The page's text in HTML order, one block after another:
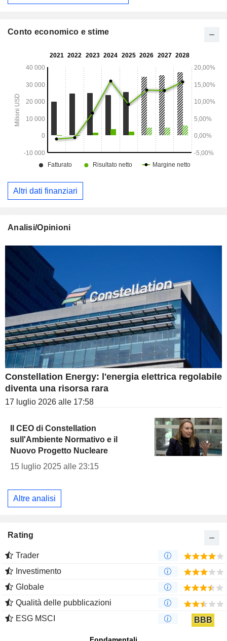
Conto economico e stime
Altri dati finanziari
Analisi/Opinioni
Constellation Energy: l'energia elettrica regolabile
diventa una risorsa rara
17 luglio 2026 alle 17:58
Il CEO di Constellation
sull'Ambiente Normativo e il
Nuovo Progetto Nucleare
15 luglio 2025 alle 23:15
Altre analisi
Rating
Trader
Investimento
Globale
Qualità delle pubblicazioni
ESG MSCI
BBB